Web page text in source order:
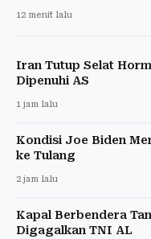
12 menit lalu
Iran Tutup Selat
Dipenuhi AS
1 jam lalu
Kondisi Joe Biden
ke Tulang
2 jam lalu
Kapal Berbendera
Digagalkan TNI AL